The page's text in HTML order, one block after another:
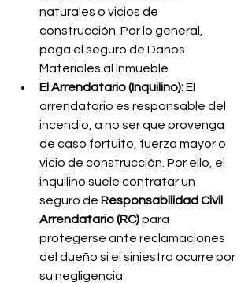
naturales o vicios de
construcción. Por lo general,
paga el seguro de Daños
Materiales al Inmueble.
El Arrendatario (Inquilino): El
arrendatario es responsable del
incendio, a no ser que provenga
de caso fortuito, fuerza mayor o
vicio de construcción. Por ello, el
inquilino suele contratar un
seguro de Responsabilidad Civil
Arrendatario (RC) para
protegerse ante reclamaciones
del dueño si el siniestro ocurre por
su negligencia.